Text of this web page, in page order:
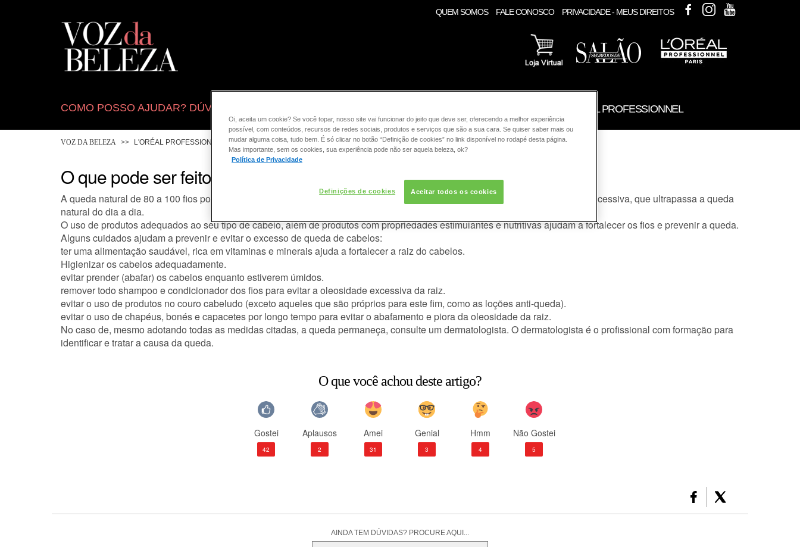
QUEM SOMOS FALE CONOSCO PRIVACIDADE - MEUS DIREITOS
FACEBOOKINSTAGRAM
COMO POSSO AJUDAR? DÚVIDAS SOBRE: CONSULTORIA DE PRODUTOS L'ORÉAL PROFESSIONNEL
VOZ DA BELEZA L'ORÉAL PROFESSIONNEL CABELO
O que pode ser feito para evitar a queda capilar?
A queda natural de 80 a 100 fios por dia é comum a todas as pessoas e não pode ser evitada. Podemos atuar sobre a queda excessiva, que ultrapassa a queda
natural do dia a dia.
O uso de produtos adequados ao seu tipo de cabelo, além de produtos com propriedades estimulantes e nutritivas ajudam a fortalecer os fios e prevenir a queda.
Alguns cuidados ajudam a prevenir e evitar o excesso de queda de cabelos:
ter uma alimentação saudável, rica em vitaminas e minerais ajuda a fortalecer a raiz do cabelos.
Higienizar os cabelos adequadamente.
evitar prender (abafar) os cabelos enquanto estiverem úmidos.
remover todo shampoo e condicionador dos fios para evitar a oleosidade excessiva da raiz.
evitar o uso de produtos no couro cabeludo (exceto aqueles que são próprios para este fim, como as loções anti-queda).
evitar o uso de chapéus, bonés e capacetes por longo tempo para evitar o abafamento e piora da oleosidade da raiz.
No caso de, mesmo adotando todas as medidas citadas, a queda permaneça, consulte um dermatologista. O dermatologista é o profissional com formação para
identificar e tratar a causa da queda.
O que você achou deste artigo?
Gostei
42
Aplausos
2
Amei
31
Genial
3
Hmm
4
Não Gostei
5
AINDA TEM DÚVIDAS? PROCURE AQUI...
Oi, aceita um cookie? Se você topar, nosso site vai funcionar do jeito que deve ser, oferecendo a melhor experiência
possível, com conteúdos, recursos de redes sociais, produtos e serviços que são a sua cara. Se quiser saber mais ou
mudar alguma coisa, tudo bem. É só clicar no botão “Definição de cookies” no link disponível no rodapé desta página.
Mas importante, sem os cookies, sua experiência pode não ser aquela beleza, ok?
Política de Privacidade
Definições de cookies Aceitar todos os cookies